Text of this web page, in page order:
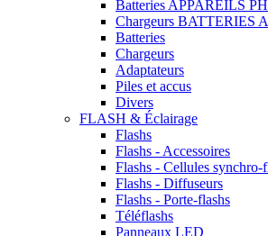
Batteries APPAREILS
Chargeurs BATTERIES
Batteries
Chargeurs
Adaptateurs
Piles et accus
Divers
FLASH & Éclairage
Flashs
Flashs - Accessoires
Flashs - Cellules synchro-
Flashs - Diffuseurs
Flashs - Porte-flashs
Téléflashs
Panneaux LED